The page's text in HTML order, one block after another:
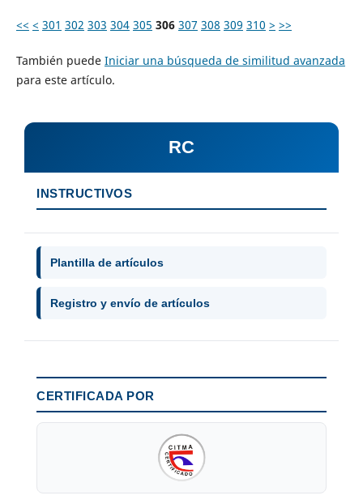
<< < 301 302 303 304 305 306 307 308 309 310 > >>
También puede Iniciar una búsqueda de similitud avanzada
para este artículo.
RC
INSTRUCTIVOS
Plantilla de artículos
Registro y envío de artículos
CERTIFICADA POR